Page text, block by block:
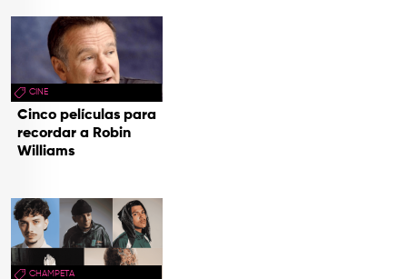
CINE
Cinco películas para
recordar a Robin
Williams
CHAMPETA